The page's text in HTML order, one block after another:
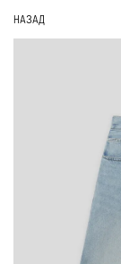
НАЗАД